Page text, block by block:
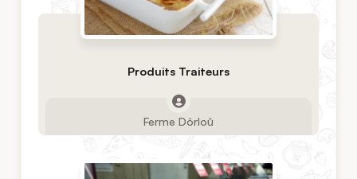
Produits Traiteurs
Ferme Dôrloû